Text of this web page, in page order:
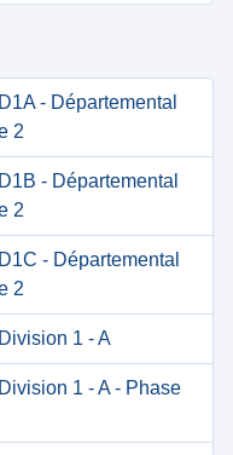
- Départemental
2
- Départemental
2
- Départemental
2
1 - A
1 - A - Phase